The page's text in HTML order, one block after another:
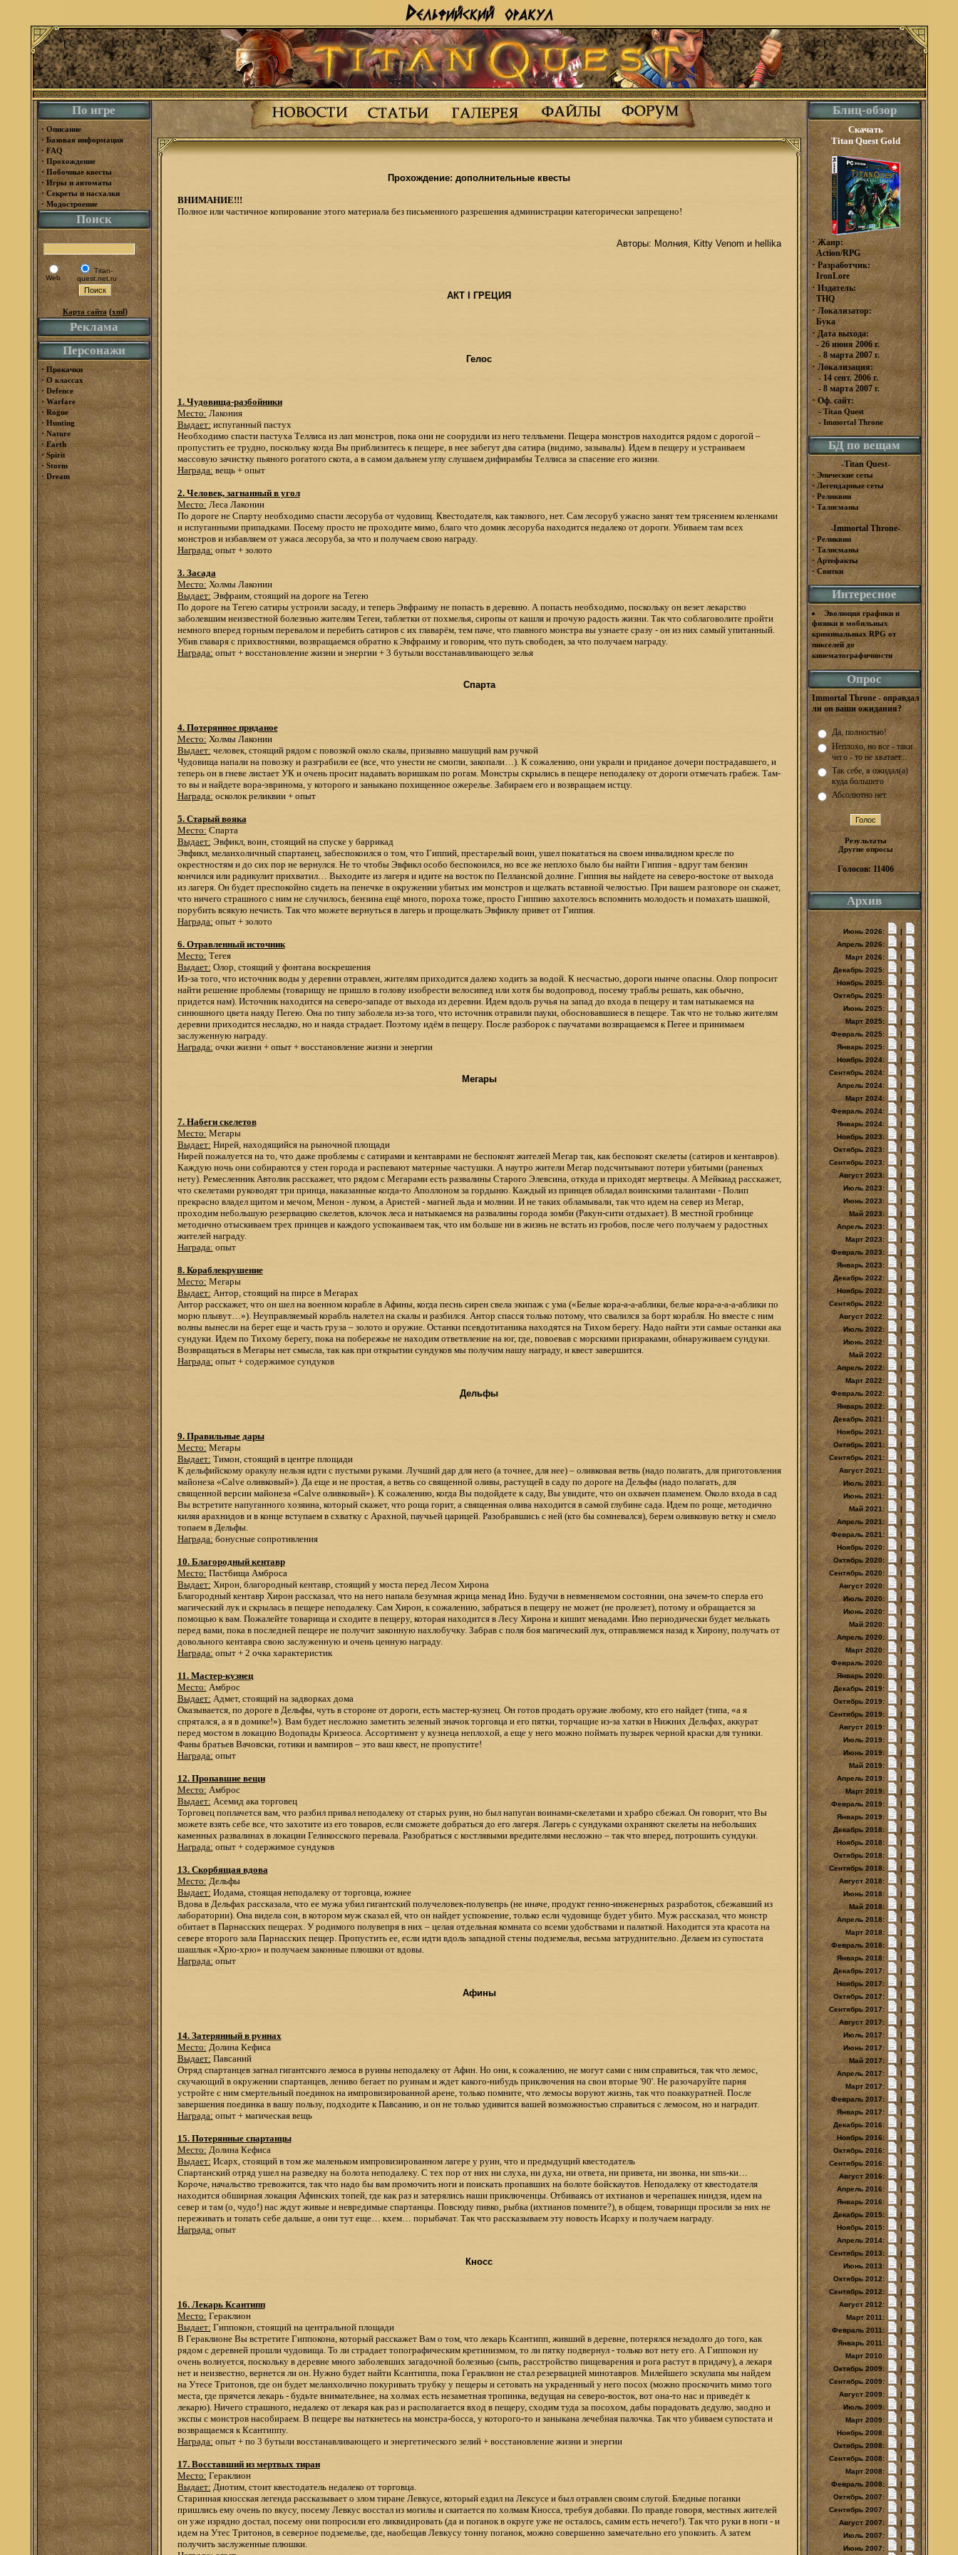
По игре
· Описание
· Базовая информация
· FAQ
· Прохождение
· Побочные квесты
· Игры и автоматы
· Секреты и пасхалки
· Модостроение
Поиск
Web
Titan-
quest.net.ru
Карта сайта(xml)
Реклама
Персонажи
·Прокачки
·О классах
·Defence
· Warfare
·Rogue
· Hunting
·Nature
·Earth
·Spirit
· Storm
·Dream
Прохождение: дополнительные квесты
ВНИМАНИЕ!!!
Полное или частичное копирование этого материала без письменного разрешения администрации категорически запрещено!
Авторы: Молния, Kitty Venom и hellika
АКТ I ГРЕЦИЯ
Гелос
1. Чудовища-разбойники
Место: Лакония
Выдает: испуганный пастух
Необходимо спасти пастуха Теллиса из лап монстров, пока они не соорудили из него телльмени. Пещера монстров находится рядом с дорогой –
пропустить ее трудно, поскольку когда Вы приблизитесь к пещере, в нее забегут два сатира (видимо, зазывалы). Идем в пещеру и устраиваем
массовую зачистку пьяного рогатого скота, а в самом дальнем углу слушаем дифирамбы Теллиса за спасение его жизни.
Награда: вещь + опыт
2. Человек, загнанный в угол
Место: Леса Лаконии
По дороге не Спарту необходимо спасти лесоруба от чудовищ. Квестодателя, как такового, нет. Сам лесоруб ужасно занят тем трясением коленками
и испуганными припадками. Посему просто не проходите мимо, благо что домик лесоруба находится недалеко от дороги. Убиваем там всех
монстров и избавляем от ужаса лесоруба, за что и получаем свою награду.
Награда: опыт + золото
3. Засада
Место: Холмы Лаконии
Выдает: Эвфраим, стоящий на дороге на Тегею
По дороге на Тегею сатиры устроили засаду, и теперь Эвфраиму не попасть в деревню. А попасть необходимо, поскольку он везет лекарство
заболевшим неизвестной болезнью жителям Тегеи, таблетки от похмелья, сиропы от кашля и прочую радость жизни. Так что соблаговолите пройти
немного вперед горным перевалом и перебить сатиров с их главарём, тем паче, что главного монстра вы узнаете сразу - он из них самый упитанный.
Убив главаря с прихвостнями, возвращаемся обратно к Эвфраиму и говорим, что путь свободен, за что получаем награду.
Награда: опыт + восстановление жизни и энергии + 3 бутыли восстанавливающего зелья
Спарта
4. Потерянное приданое
Место: Холмы Лаконии
Выдает: человек, стоящий рядом с повозкой около скалы, призывно машущий вам ручкой
Чудовища напали на повозку и разграбили ее (все, что унести не смогли, закопали…). К сожалению, они украли и приданое дочери пострадавшего, и
теперь он в гневе листает УК и очень просит надавать воришкам по рогам. Монстры скрылись в пещере неподалеку от дороги отмечать грабеж. Там-
то вы и найдете вора-эвринома, у которого и заныкано похищенное ожерелье. Забираем его и возвращаем истцу.
Награда: осколок реликвии + опыт
5. Старый вояка
Место: Спарта
Выдает: Эвфикл, воин, стоящий на спуске у баррикад
Эвфикл, меланхоличный спартанец, забеспокоился о том, что Гиппий, престарелый воин, ушел покататься на своем инвалидном кресле по
окрестностям и до сих пор не вернулся. Не то чтобы Эвфикл особо беспокоился, но все же неплохо было бы найти Гиппия - вдруг там бензин
кончился или радикулит прихватил… Выходите из лагеря и идите на восток по Пелланской долине. Гиппия вы найдете на северо-востоке от выхода
из лагеря. Он будет преспокойно сидеть на пенечке в окружении убитых им монстров и щелкать вставной челюстью. При вашем разговоре он скажет,
что ничего страшного с ним не случилось, бензина ещё много, пороха тоже, просто Гиппию захотелось вспомнить молодость и помахать шашкой,
порубить всякую нечисть. Так что можете вернуться в лагерь и прощелкать Эвфиклу привет от Гиппия.
Награда: опыт + золото
6. Отравленный источник
Место: Тегея
Выдает: Олор, стоящий у фонтана воскрешения
Из-за того, что источник воды у деревни отравлен, жителям приходится далеко ходить за водой. К несчастью, дороги нынче опасны. Олор попросит
найти решение проблемы (товарищу не пришло в голову изобрести велосипед или хотя бы водопровод, посему траблы решать, как обычно,
придется нам). Источник находится на северо-западе от выхода из деревни. Идем вдоль ручья на запад до входа в пещеру и там натыкаемся на
синюшного цвета наяду Пегею. Она по типу заболела из-за того, что источник отравили пауки, обосновавшиеся в пещере. Так что не только жителям
деревни приходится несладко, но и наяда страдает. Поэтому идём в пещеру. После разборок с паучатами возвращаемся к Пегее и принимаем
заслуженную награду.
Награда: очки жизни + опыт + восстановление жизни и энергии
Мегары
7. Набеги скелетов
Место: Мегары
Выдает: Нирей, находящийся на рыночной площади
Нирей пожалуется на то, что даже проблемы с сатирами и кентаврами не беспокоят жителей Мегар так, как беспокоят скелеты (сатиров и кентавров).
Каждую ночь они собираются у стен города и распевают матерные частушки. А наутро жители Мегар подсчитывают потери убитыми (раненых
нету). Ремесленник Автолик расскажет, что рядом с Мегарами есть развалины Старого Элевсина, откуда и приходят мертвецы. А Мейкиад расскажет,
что скелетами руководят три принца, наказанные когда-то Аполлоном за гордыню. Каждый из принцев обладал воинскими талантами - Полип
прекрасно владел щитом и мечом, Менон - луком, а Аристей - магией льда и молнии. И не таких обламывали, так что идем на север из Мегар,
проходим небольшую резервацию скелетов, клочок леса и натыкаемся на развалины города зомби (Ракун-сити отдыхает). В местной гробнице
методично отыскиваем трех принцев и каждого успокаиваем так, что им больше ни в жизнь не встать из гробов, после чего получаем у радостных
жителей награду.
Награда: опыт
8. Кораблекрушение
Место: Мегары
Выдает: Антор, стоящий на пирсе в Мегарах
Антор расскажет, что он шел на военном корабле в Афины, когда песнь сирен свела экипаж с ума («Белые кора-а-а-аблики, белые кора-а-а-а-аблики по
морю плывут…»). Неуправляемый корабль налетел на скалы и разбился. Антор спасся только потому, что свалился за борт корабля. Но вместе с ним
волны вынесли на берег еще и часть груза – золото и оружие. Останки псевдотитаника находятся на Тихом берегу. Надо найти эти самые останки ака
сундуки. Идем по Тихому берегу, пока на побережье не находим ответвление на юг, где, повоевав с морскими призраками, обнаруживаем сундуки.
Возвращаться в Мегары нет смысла, так как при открытии сундуков мы получим нашу награду, и квест завершится.
Награда: опыт + содержимое сундуков
Дельфы
9. Правильные дары
Место: Мегары
Выдает: Тимон, стоящий в центре площади
К дельфийскому оракулу нельзя идти с пустыми руками. Лучший дар для него (а точнее, для нее) – оливковая ветвь (надо полагать, для приготовления
майонеза «Calve оливковый»). Да еще и не простая, а ветвь со священной оливы, растущей в саду по дороге на Дельфы (надо полагать, для
священной версии майонеза «Calve оливковый»). К сожалению, когда Вы подойдете к саду, Вы увидите, что он охвачен пламенем. Около входа в сад
Вы встретите напуганного хозяина, который скажет, что роща горит, а священная олива находится в самой глубине сада. Идем по роще, методично
киляя арахнидов и в конце вступаем в схватку с Арахной, паучьей царицей. Разобравшись с ней (кто бы сомневался), берем оливковую ветку и смело
топаем в Дельфы.
Награда: бонусные сопротивления
10. Благородный кентавр
Место: Пастбища Амброса
Выдает: Хирон, благородный кентавр, стоящий у моста перед Лесом Хирона
Благородный кентавр Хирон рассказал, что на него напала безумная жрица менад Ино. Будучи в невменяемом состоянии, она зачем-то сперла его
магический лук и скрылась в пещере неподалеку. Сам Хирон, к сожалению, забраться в пещеру не может (не пролезет), потому и обращается за
помощью к вам. Пожалейте товарища и сходите в пещеру, которая находится в Лесу Хирона и кишит менадами. Ино периодически будет мелькать
перед вами, пока в последней пещере не получит законную нахлобучку. Забрав с поля боя магический лук, отправляемся назад к Хирону, получать от
довольного кентавра свою заслуженную и очень ценную награду.
Награда: опыт + 2 очка характеристик
11. Мастер-кузнец
Место: Амброс
Выдает: Адмет, стоящий на задворках дома
Оказывается, по дороге в Дельфы, чуть в стороне от дороги, есть мастер-кузнец. Он готов продать оружие любому, кто его найдет (типа, «а я
спрятался, а я в домике!»). Вам будет несложно заметить зеленый значок торговца и его пятки, торчащие из-за хатки в Нижних Дельфах, аккурат
перед мостом в локацию Водопады Кризеоса. Ассортимент у кузнеца неплохой, а еще у него можно поймать пузырек черной краски для туники.
Фаны братьев Вачовски, готики и вампиров – это ваш квест, не пропустите!
Награда: опыт
12. Пропавшие вещи
Место: Амброс
Выдает: Асемид ака торговец
Торговец поплачется вам, что разбил привал неподалеку от старых руин, но был напуган воинами-скелетами и храбро сбежал. Он говорит, что Вы
можете взять себе все, что захотите из его товаров, если сможете добраться до его лагеря. Лагерь с сундуками охраняют скелеты на небольших
каменных развалинах в локации Геликосского перевала. Разобраться с костлявыми вредителями несложно – так что вперед, потрошить сундуки.
Награда: опыт + содержимое сундуков
13. Скорбящая вдова
Место: Дельфы
Выдает: Иодама, стоящая неподалеку от торговца, южнее
Вдова в Дельфах рассказала, что ее мужа убил гигантский получеловек-полувепрь (не иначе, продукт генно-инженерных разработок, сбежавший из
лаборатории). Она видела сон, в котором муж сказал ей, что он найдет успокоение, только если чудовище будет убито. Муж рассказал, что монстр
обитает в Парнасских пещерах. У родимого полувепря в них – целая отдельная комната со всеми удобствами и палаткой. Находится эта красота на
севере второго зала Парнасских пещер. Пропустить ее, если идти вдоль западной стены подземелья, весьма затруднительно. Делаем из супостата
шашлык «Хрю-хрю» и получаем законные плюшки от вдовы.
Награда: опыт
Афины
14. Затерянный в руинах
Место: Долина Кефиса
Выдает: Павсаний
Отряд спартанцев загнал гигантского лемоса в руины неподалеку от Афин. Но они, к сожалению, не могут сами с ним справиться, так что лемос,
скучающий в окружении спартанцев, лениво бегает по руинам и ждет какого-нибудь приключения на свои вторые '90'. Не разочаруйте парня
устройте с ним смертельный поединок на импровизированной арене, только помните, что лемосы воруют жизнь, так что поаккуратней. После
завершения поединка в вашу пользу, подходите к Павсанию, и он не только удивится вашей возможностью справиться с лемосом, но и наградит.
Награда: опыт + магическая вещь
15. Потерянные спартанцы
Место: Долина Кефиса
Выдает: Исарх, стоящий в том же маленьком импровизированном лагере у руин, что и предыдущий квестодатель
Спартанский отряд ушел на разведку на болота неподалеку. С тех пор от них ни слуха, ни духа, ни ответа, ни привета, ни звонка, ни sms-ки…
Короче, начальство тревожится, так что надо бы вам промочить ноги и поискать пропавших на болоте бойскаутов. Неподалеку от квестодателя
находится обширная локация Афинских топей, где как раз и затерялись наши приключенцы. Отбиваясь от ихтианов и черепашек ниндзя, идем на
север и там (о, чудо!) нас ждут живые и невредимые спартанцы. Повсюду пивко, рыбка (ихтианов помните?), в общем, товарищи просили за них не
переживать и топать себе дальше, а они тут еще… кхем… порыбачат. Так что рассказываем эту новость Исарху и получаем награду.
Награда: опыт
Кносс
16. Лекарь Ксантипп
Место: Гераклион
Выдает: Гиппокон, стоящий на центральной площади
В Гераклионе Вы встретите Гиппокона, который расскажет Вам о том, что лекарь Ксантипп, живший в деревне, потерялся незадолго до того, как
рядом с деревней прошли чудовища. То ли страдает топографическим кретинизмом, то ли пятку подвернул - только вот нету его. А Гиппокон ну
очень волнуется, поскольку в деревне много заболевших загадочной болезнью (сыпь, расстройство пищеварения и рога растут в придачу), а лекаря
нет и неизвестно, вернется ли он. Нужно будет найти Ксантиппа, пока Гераклион не стал резервацией минотавров. Милейшего эскулапа мы найдем
на Утесе Тритонов, где он будет меланхолично покуривать трубку у пещеры и сетовать на украденный у него посох (можно проскочить мимо того
места, где прячется лекарь - будьте внимательнее, на холмах есть незаметная тропинка, ведущая на северо-восток, вот она-то нас и приведёт к
лекарю). Ничего страшного, недалеко от лекаря как раз и располагается вход в пещеру, сходим туда за посохом, дабы порадовать дедулю, заодно и
экспы с монстров насобираем. В пещере вы наткнетесь на монстра-босса, у которого-то и заныкана лечебная палочка. Так что убиваем супостата и
возвращаемся к Ксантиппу.
Награда: опыт + по 3 бутыли восстанавливающего и энергетического зелий + восстановление жизни и энергии
17. Восставший из мертвых тиран
Место: Гераклион
Выдает: Диотим, стоит квестодатель недалеко от торговца.
Старинная кносская легенда рассказывает о злом тиране Левкусе, который ездил на Лексусе и был отравлен своим слугой. Бледные поганки
пришлись ему очень по вкусу, посему Левкус восстал из могилы и скитается по холмам Кносса, требуя добавки. По правде говоря, местных жителей
он уже изрядно достал, посему они попросили его ликвидировать (да и поганок в округе уже не осталось, самим есть нечего!). Так что руки в ноги - и
идем на Утес Тритонов, в северное подземелье, где, наобещав Левкусу тонну поганок, можно совершенно замечательно его упокоить. А затем
получить заслуженные плюшки.
Блиц-обзор
Скачать
Titan Quest Gold
· Жанр:
Action/RPG
· Разработчик:
IronLore
· Издатель:
THQ
· Локализатор:
Бука
· Дата выхода:
- 26 июня 2006 г.
- 8 марта 2007 г.
· Локализация:
- 14 сент. 2006 г.
- 8 марта 2007 г.
· Оф. сайт:
- Titan Quest
- Immortal Throne
БД по вещам
-Titan Quest-
· Эпические сеты
· Легендарные сеты
· Реликвии
· Талисманы
-Immortal Throne-
· Реликвии
· Талисманы
· Артефакты
· Свитки
Интересное
Эволюция графики и
физики в мобильных
криминальных RPG от
пикселей до
кинематографичности
Опрос
Immortal Throne - оправдал
ли он ваши ожидания?
Да, полностью!
Неплохо, но все - таки
чего - то не хватает...
Так себе, я ожидал(а)
куда большего
Абсолютно нет.
Результаты
Другие опросы
Голосов: 11406
Архив
Июнь 2026:
|
Апрель 2026:
|
Март 2026:
|
Декабрь 2025:
|
Ноябрь 2025:
|
Октябрь 2025:
|
Июнь 2025:
|
Март 2025:
|
Февраль 2025:
|
Январь 2025:
|
Ноябрь 2024:
|
Сентябрь 2024:
|
Апрель 2024:
|
Март 2024:
|
Февраль 2024:
|
Январь 2024:
|
Ноябрь 2023:
|
Октябрь 2023:
|
Сентябрь 2023:
|
Август 2023:
|
Июль 2023:
|
Июнь 2023:
|
Май 2023:
|
Апрель 2023:
|
Март 2023:
|
Февраль 2023:
|
Январь 2023:
|
Декабрь 2022:
|
Ноябрь 2022:
|
Сентябрь 2022:
|
Август 2022:
|
Июль 2022:
|
Июнь 2022:
|
Май 2022:
|
Апрель 2022:
|
Март 2022:
|
Февраль 2022:
|
Январь 2022:
|
Декабрь 2021:
|
Ноябрь 2021:
|
Октябрь 2021:
|
Сентябрь 2021:
|
Август 2021:
|
Июль 2021:
|
Июнь 2021:
|
Май 2021:
|
Апрель 2021:
|
Февраль 2021:
|
Ноябрь 2020:
|
Октябрь 2020:
|
Сентябрь 2020:
|
Август 2020:
|
Июль 2020:
|
Июнь 2020:
|
Май 2020:
|
Апрель 2020:
|
Март 2020:
|
Февраль 2020:
|
Январь 2020:
|
Декабрь 2019:
|
Октябрь 2019:
|
Сентябрь 2019:
|
Август 2019:
|
Июль 2019:
|
Июнь 2019:
|
Май 2019:
|
Апрель 2019:
|
Март 2019:
|
Февраль 2019:
|
Январь 2019:
|
Декабрь 2018:
|
Ноябрь 2018:
|
Октябрь 2018:
|
Сентябрь 2018:
|
Август 2018:
|
Июнь 2018:
|
Май 2018:
|
Апрель 2018:
|
Март 2018:
|
Февраль 2018:
|
Январь 2018:
|
Декабрь 2017:
|
Ноябрь 2017:
|
Октябрь 2017:
|
Сентябрь 2017:
|
Август 2017:
|
Июль 2017:
|
Июнь 2017:
|
Май 2017:
|
Апрель 2017:
|
Март 2017:
|
Февраль 2017:
|
Январь 2017:
|
Декабрь 2016:
|
Ноябрь 2016:
|
Октябрь 2016:
|
Сентябрь 2016:
|
Август 2016:
|
Апрель 2016:
|
Январь 2016:
|
Декабрь 2015:
|
Ноябрь 2015:
|
Апрель 2014:
|
Сентябрь 2013:
|
Июнь 2013:
|
Октябрь 2012:
|
Сентябрь 2012:
|
Август 2012:
|
Март 2011:
|
Февраль 2011:
|
Январь 2011:
|
Март 2010:
|
Октябрь 2009:
|
Сентябрь 2009:
|
Август 2009:
|
Июль 2009:
|
Март 2009:
|
Ноябрь 2008:
|
Октябрь 2008:
|
Сентябрь 2008:
|
Март 2008:
|
Февраль 2008:
|
Октябрь 2007:
|
Сентябрь 2007:
|
Август 2007:
|
Июль 2007:
|
Июнь 2007:
|